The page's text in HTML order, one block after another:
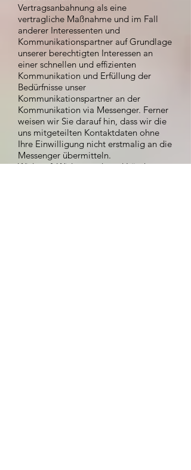
Vertragsanbahnung als eine
vertragliche Maßnahme und im Fall
anderer Interessenten und
Kommunikationspartner auf Grundlage
unserer berechtigten Interessen an
einer schnellen und effizienten
Kommunikation und Erfüllung der
Bedürfnisse unser
Kommunikationspartner an der
Kommunikation via Messenger. Ferner
weisen wir Sie darauf hin, dass wir die
uns mitgeteilten Kontaktdaten ohne
Ihre Einwilligung nicht erstmalig an die
Messenger übermitteln.
Widerruf, Widerspruch und Löschung: